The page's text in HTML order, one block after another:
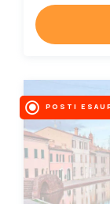
POSTI